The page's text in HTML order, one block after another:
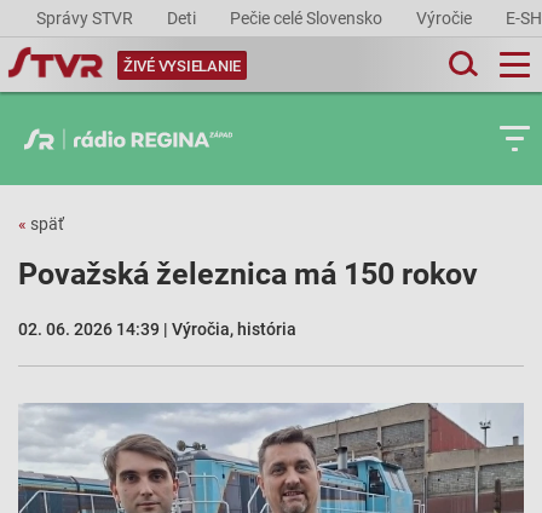
Správy STVR Deti Pečie celé Slovensko Výročie E-
ŽIVÉ VYSIELANIE
« späť
Považská železnica má 150 rokov
02. 06. 2026 14:39 | Výročia, história